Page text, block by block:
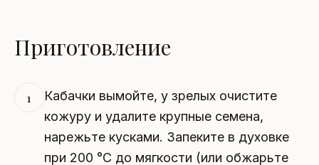
Приготовление
1
Кабачки вымойте, у зрелых очистите
кожуру и удалите крупные семена,
нарежьте кусками. Запеките в духовке
при 200 °C до мягкости (или обжарьте